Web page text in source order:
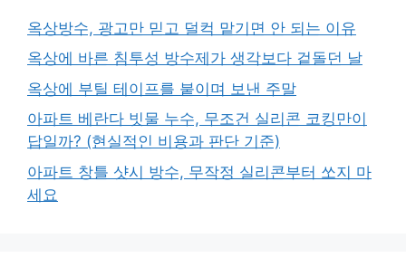
옥상방수, 광고만 믿고 덜컥 맡기면 안 되는 이유
옥상에 바른 침투성 방수제가 생각보다 겉돌던 날
옥상에 부틸 테이프를 붙이며 보낸 주말
아파트 베란다 빗물 누수, 무조건 실리콘 코킹만이
답일까? (현실적인 비용과 판단 기준)
아파트 창틀 샷시 방수, 무작정 실리콘부터 쏘지 마
세요